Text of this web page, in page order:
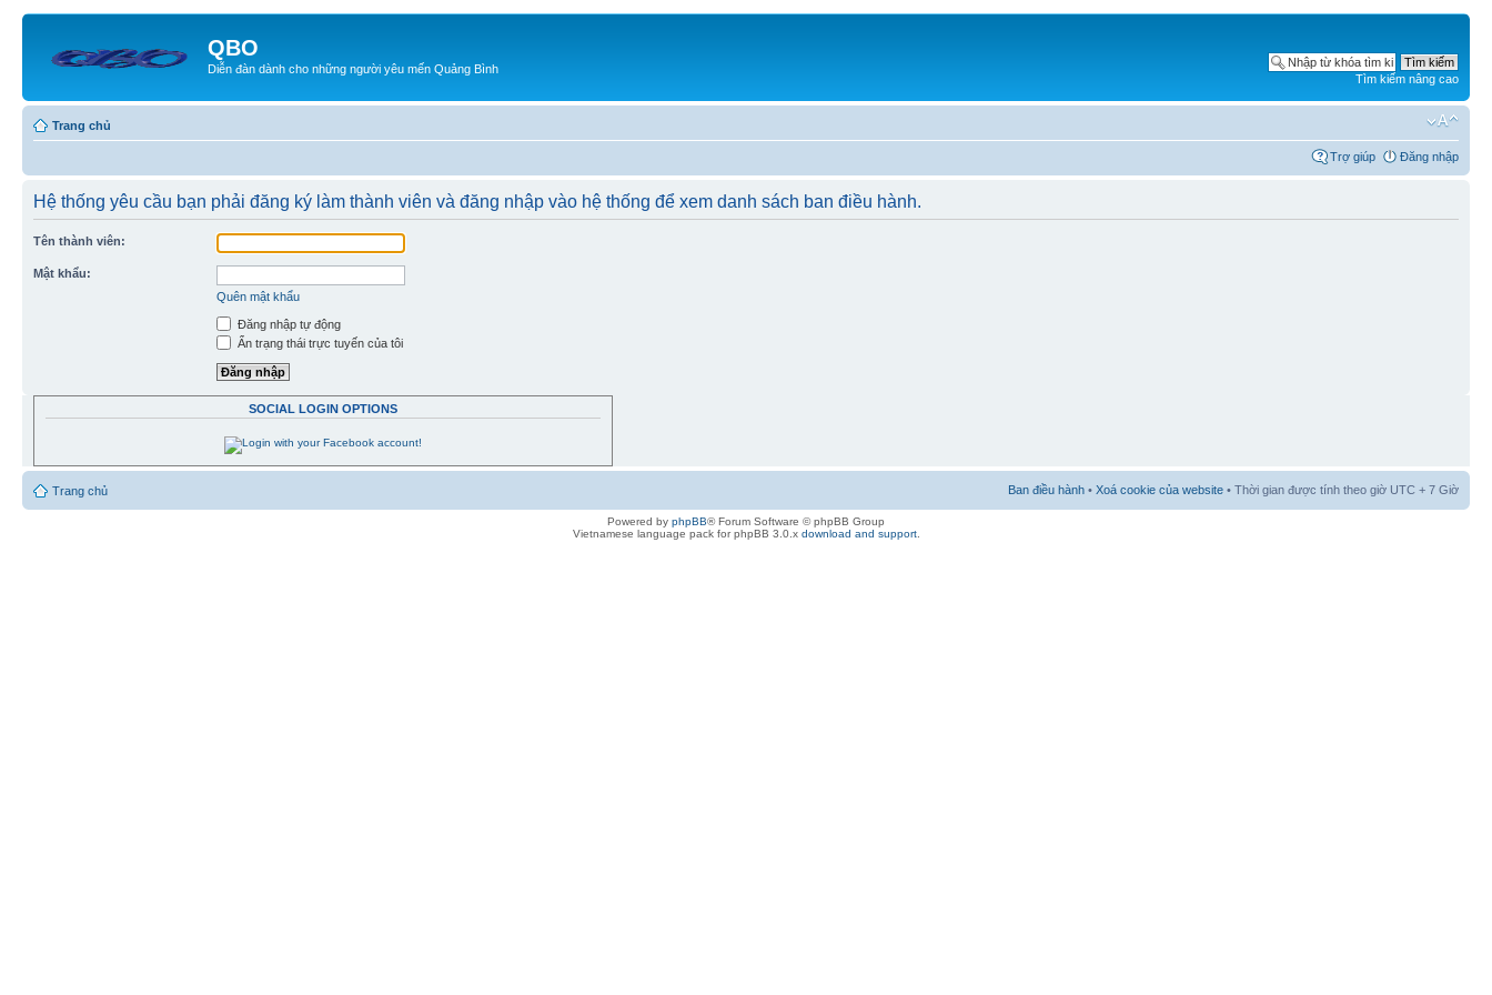
QBO
Diễn đàn dành cho những người yêu mến Quảng Bình
Tìm kiếm nâng cao
Trang chủ
Trợ giúp Đăng nhập
Hệ thống yêu cầu bạn phải đăng ký làm thành viên và đăng nhập vào hệ thống để xem danh sách ban điều hành.
Tên thành viên:
Mật khẩu:
Quên mật khẩu
Đăng nhập tự động
Ẩn trạng thái trực tuyến của tôi
SOCIAL LOGIN OPTIONS
Trang chủ Ban điều hành • Xoá cookie của website • Thời gian được tính theo giờ UTC + 7 Giờ
Powered by phpBB® Forum Software © phpBB Group
Vietnamese language pack for phpBB 3.0.x download and support.